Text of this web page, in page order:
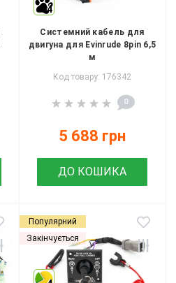
4
Системний кабель для
двигуна для Evinrude 8pin 6,5
м
Код товару: 176342
0
5 688 грн
ДО КОШИКА
Популярний
Закінчується